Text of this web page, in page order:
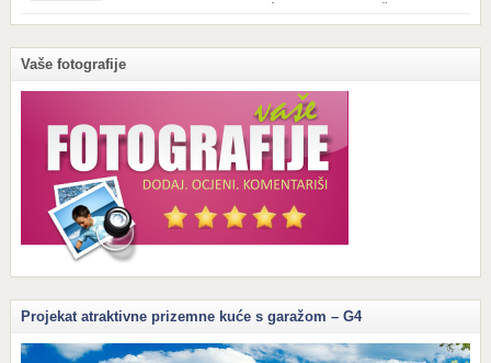
upotrebu papira za pečenje koji će vam učiniti život lakšim i eliminisati
male smetnje koje često niko ne zna kako da popravi! Uglancajte česme
Papirom […]
Vaše fotografije
Projekat atraktivne prizemne kuće s garažom – G4